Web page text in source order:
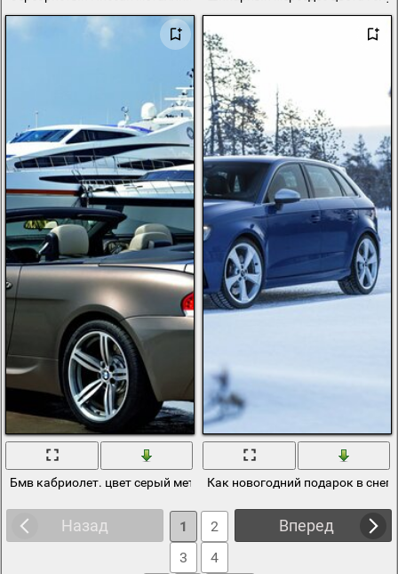
Бмв кабриолет. цвет серый металлик. машина на пристани
Как новогодний подарок в
Назад Вперед
1
2
3
4